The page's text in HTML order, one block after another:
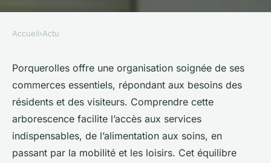
Commodités indispensables à
porquerolles : arborescence
des commerces
Noé•9 octobre 2025 •8 min de lecture
Accueil›Actu
Porquerolles offre une organisation soignée de ses
commerces essentiels, répondant aux besoins des
résidents et des visiteurs. Comprendre cette
arborescence facilite l’accès aux services
indispensables, de l’alimentation aux soins, en
passant par la mobilité et les loisirs. Cet équilibre